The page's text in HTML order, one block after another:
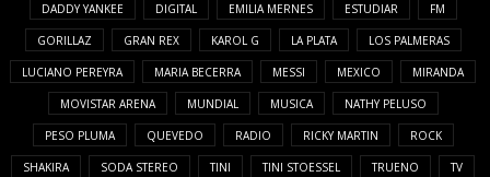
DADDY YANKEE DIGITAL EMILIA MERNES ESTUDIAR FM
GORILLAZ GRAN REX KAROL G LA PLATA LOS PALMERAS
LUCIANO PEREYRA MARIA BECERRA MESSI MEXICO MIRANDA
MOVISTAR ARENA MUNDIAL MUSICA NATHY PELUSO
PESO PLUMA QUEVEDO RADIO RICKY MARTIN ROCK
SHAKIRA SODA STEREO TINI TINI STOESSEL TRUENO TV